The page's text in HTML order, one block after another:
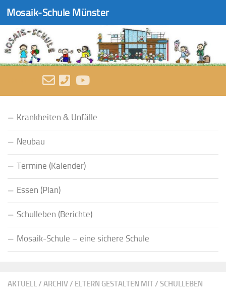
Zum Inhalt springen
Mosaik-Schule Münster
AKTUELL/ ARCHIV/ ELTERN GESTALTEN MIT/ SCHULLEBEN
Krankheiten & Unfälle
Neubau
Termine (Kalender)
Essen (Plan)
Schulleben (Berichte)
Mosaik-Schule – eine sichere Schule